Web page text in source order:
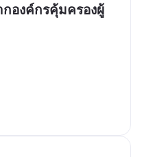
องค์กรคุ้มครองผู้